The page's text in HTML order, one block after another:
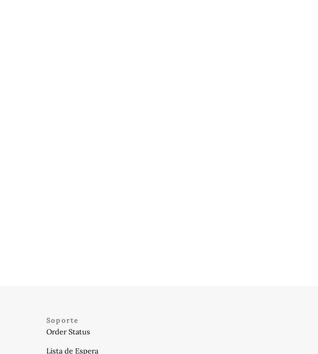
Soporte
Order Status
Lista de Espera